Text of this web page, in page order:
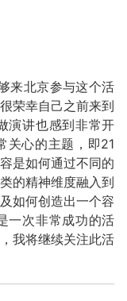
来北京参与这个活
荣幸自己之前来到
演讲也感到非常开
关心的主题，即21
是如何通过不同的
的精神维度融入到
如何创造出一个容
一次非常成功的活
我将继续关注此活